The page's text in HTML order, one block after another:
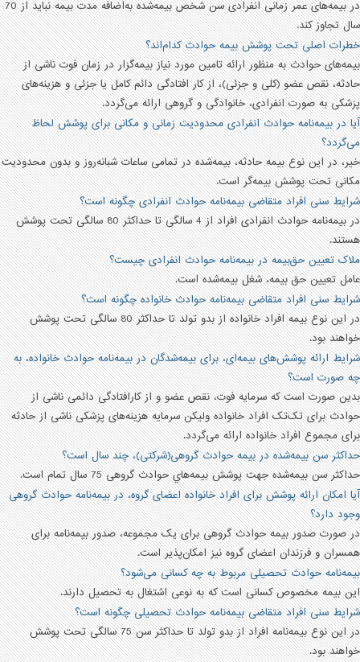
در بیمه‌های عمر زمانی انفرادی سن شخص بیمه‌شده به‌اضافه مدت بیمه نباید از 70
سال تجاوز کند.
خطرات اصلی تحت پوشش بیمه حوادث کدام‌اند؟
بیمه‌های حوادث به منظور ارائه تامین مورد نیاز بیمه‌گزار در زمان فوت ناشی از
حادثه، نقص عضو (کلی و جزئی)، از کار افتادگی دائم کامل یا جزئی و هزینه‌های
پزشکی به صورت انفرادی، خانوادگی و گروهی ارائه می‌گردد.
آیا در بیمه‌نامه حوادث انفرادی محدودیت زمانی و مکانی برای پوشش لحاظ
می‌گردد؟
خیر، در این نوع بیمه حادثه، بیمه‌شده در تمامی ساعات شبانه‌روز و بدون محدودیت
مکانی تحت پوشش بیمه‌گر است.
شرایط سنی افراد متقاضی بیمه‌نامه حوادث انفرادی چگونه است؟
در بیمه‌نامه حوادث انفرادی افراد از 4 سالگی تا حداکثر 80 سالگی تحت پوشش
هستند.
ملاک تعیین حق‌بیمه در بیمه‌نامه حوادث انفرادی چیست؟
عامل تعیین حق بیمه، شغل بیمه‌شده است.
شرایط سنی افراد متقاضی بیمه‌نامه حوادث خانواده چگونه است؟
در این نوع بیمه افراد خانواده از بدو تولد تا حداکثر 80 سالگی تحت پوشش
خواهند بود.
شرایط ارائه پوشش‌های بیمه‌ای، برای بیمه‌شدگان در بیمه‌نامه حوادث خانواده، به
چه صورت است؟
بدین صورت است که سرمایه فوت، نقص عضو و از کارافتادگی دائمی ناشی از
حوادث برای تک‌تک افراد خانواده ولیکن سرمایه هزینه‌های پزشکی ناشی از حادثه
برای مجموع افراد خانواده ارائه می‌گردد.
حداکثر سن بیمه‌شده در بیمه حوادث گروهی(شرکتی)، چند سال است؟
حداكثر سن بيمه‌شده جهت پوشش بيمه‌هاي حوادث گروهی 75 سال تمام است.
آیا امکان ارائه پوشش برای افراد خانواده اعضای گروه، در بیمه‌نامه حوادث گروهی
وجود دارد؟
در صورت صدور بیمه حوادث گروهی برای یک مجموعه، صدور بیمه‌نامه برای
همسران و فرزندان اعضای گروه نیز امکان‌پذیر است.
بیمه‌نامه حوادث تحصیلی مربوط به چه کسانی می‌شود؟
این بیمه مخصوص کسانی است که به نوعی اشتغال به تحصیل دارند.
شرایط سنی افراد متقاضی بیمه‌نامه حوادث تحصیلی چگونه است؟
در این نوع بیمه‌نامه افراد از بدو تولد تا حداکثر سن 75 سالگی تحت پوشش
خواهند بود.